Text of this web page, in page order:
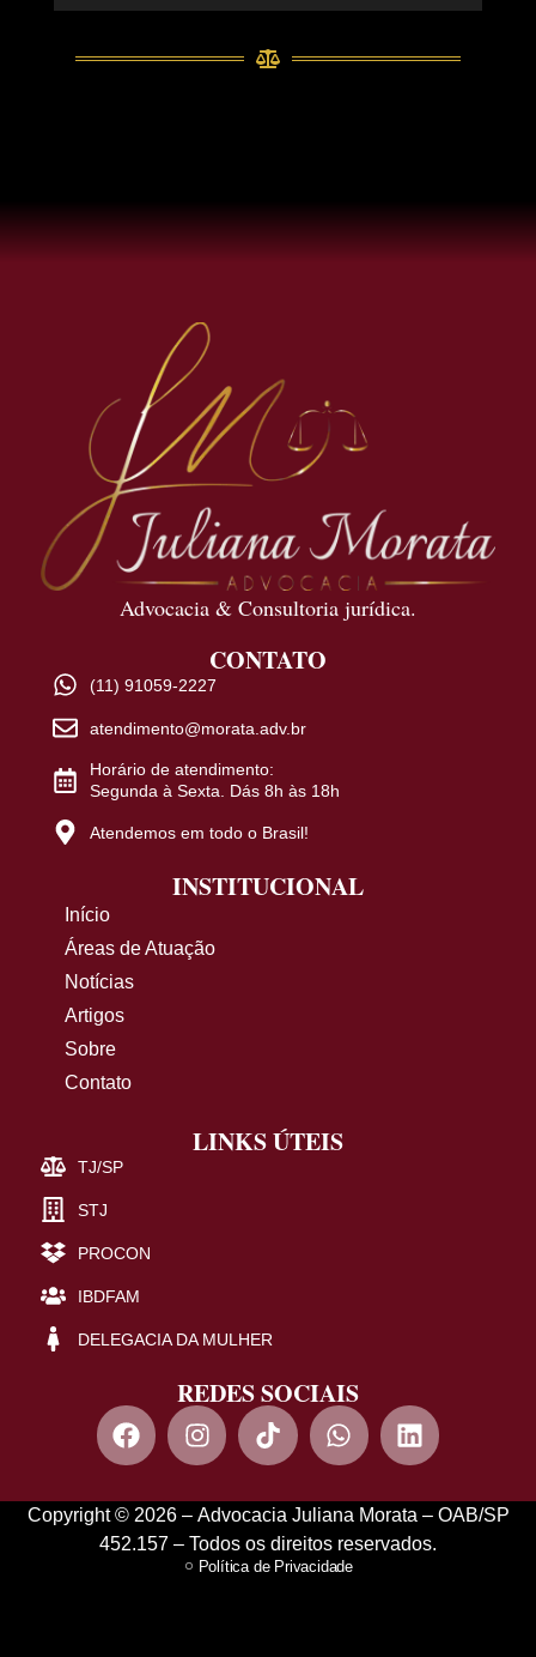
Advocacia & Consultoria jurídica.
CONTATO
(11) 91059-2227
atendimento@morata.adv.br
Horário de atendimento:
Segunda à Sexta. Dás 8h às 18h
Atendemos em todo o Brasil!
INSTITUCIONAL
Início
Áreas de Atuação
Notícias
Artigos
Sobre
Contato
LINKS ÚTEIS
TJ/SP
STJ
PROCON
IBDFAM
DELEGACIA DA MULHER
REDES SOCIAIS
Copyright © 2026 – Advocacia Juliana Morata – OAB/SP
452.157 – Todos os direitos reservados.
Política de Privacidade